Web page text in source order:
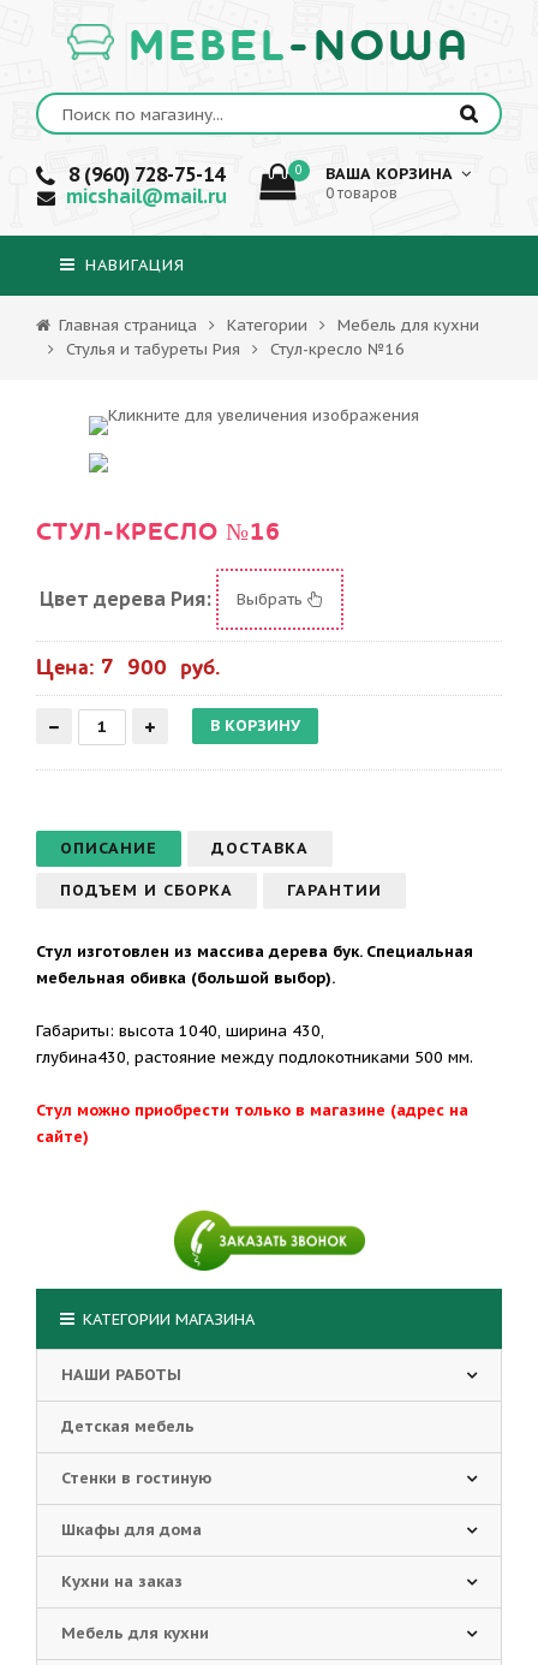
MEBEL-NOWA
8 (960) 728-75-14
micshail@mail.ru
0 ВАША КОРЗИНА
0 товаров
НАВИГАЦИЯ
Главная страница Категории
Мебель для кухни
Стулья и табуреты Рия
Стул-кресло №16
СТУЛ-КРЕСЛО №16
Цвет дерева Рия: Выбрать
Цена: 7 900 руб.
ОПИСАНИЕ ДОСТАВКА
ПОДЪЕМ И СБОРКА ГАРАНТИИ
Стул изготовлен из массива дерева бук. Специальная
мебельная обивка (большой выбор).
Габариты: высота 1040, ширина 430,
глубина430, растояние между подлокотниками 500 мм.
Стул можно приобрести только в магазине (адрес на
сайте)
КАТЕГОРИИ МАГАЗИНА
НАШИ РАБОТЫ
Детская мебель
Стенки в гостиную
Шкафы для дома
Кухни на заказ
Мебель для кухни